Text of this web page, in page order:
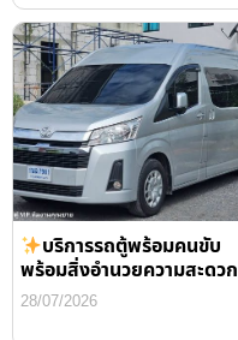
บริการรถตู้พร้อมคนขับ
พร้อมสิ่งอำนวยความสะดวก
28/07/2026